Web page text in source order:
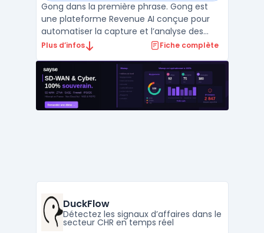
Gong dans la première phrase. Gong est
une plateforme Revenue AI conçue pour
automatiser la capture et l’analyse des
interactions clients. Elle centralise en temps
échanges entre équipes revenue et
acheteurs, afin de fournir des insights
factuels sur les actions à ...
Plus d’infos Fiche complète
DuckFlow
Détectez les signaux d’affaires dans le
secteur CHR en temps réel